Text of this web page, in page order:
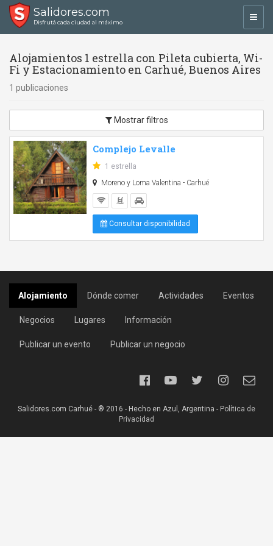
Salidores.com
Disfrutá cada ciudad al máximo
Alojamientos 1 estrella con Pileta cubierta, Wi-
Fi y Estacionamiento en Carhué, Buenos Aires
1 publicaciones
Mostrar filtros
Complejo Levalle
1 estrella
Moreno y Loma Valentina - Carhué
Consultar disponibilidad
Alojamiento Dónde comer Actividades Eventos
Negocios Lugares Información
Publicar un evento Publicar un negocio
Salidores.com Carhué - ® 2016 - Hecho en Azul, Argentina - Política de
Privacidad